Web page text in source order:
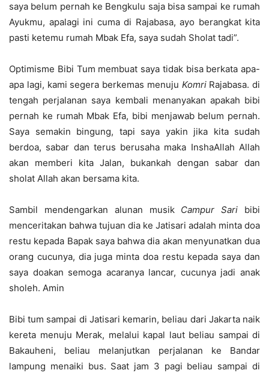
saya belum pernah ke Bengkulu saja bisa sampai ke rumah
Ayukmu, apalagi ini cuma di Rajabasa, ayo berangkat kita
pasti ketemu rumah Mbak Efa, saya sudah Sholat tadi”.
Optimisme Bibi Tum membuat saya tidak bisa berkata apa-
apa lagi, kami segera berkemas menuju KomriRajabasa. di
tengah perjalanan saya kembali menanyakan apakah bibi
pernah ke rumah Mbak Efa, bibi menjawab belum pernah.
Saya semakin bingung, tapi saya yakin jika kita sudah
berdoa, sabar dan terus berusaha maka InshaAllah Allah
akan memberi kita Jalan, bukankah dengan sabar dan
sholat Allah akan bersama kita.
Sambil mendengarkan alunan musik Campur Sari bibi
menceritakan bahwa tujuan dia ke Jatisari adalah minta doa
restu kepada Bapak saya bahwa dia akan menyunatkan dua
orang cucunya, dia juga minta doa restu kepada saya dan
saya doakan semoga acaranya lancar, cucunya jadi anak
sholeh. Amin
Bibi tum sampai di Jatisari kemarin, beliau dari Jakarta naik
kereta menuju Merak, melalui kapal laut beliau sampai di
Bakauheni, beliau melanjutkan perjalanan ke Bandar
lampung menaiki bus. Saat jam 3 pagi beliau sampai di